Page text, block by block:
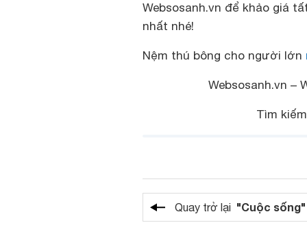
Websosanh.vn để khảo giá
nhất nhé!
Nệm thú bông cho người lớn
Websosanh.vn –
Tìm
Quay trở lại "Cuộc sống"